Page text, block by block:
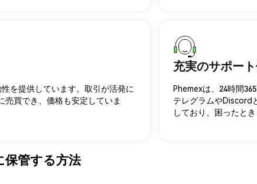
を提供しています。取引が活発に
買でき、価格も安定していま
充実のサポー
Phemexは、24時間
テレグラムやDiscord
しており、困ったと
保管する方法